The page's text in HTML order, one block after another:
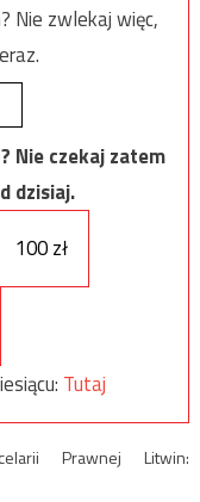
Nie zwlekaj więc,
Nie czekaj zatem
dzisiaj.
100 zł
Tutaj
Prawnej Litwin: